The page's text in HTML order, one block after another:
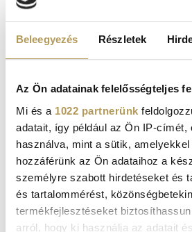
Beleegyezés Részletek
Az Ön adatainak felelősségteljes
Mi és a 1022 partnerünk
adatait, így például az Ön IP-címét,
használva, mint a sütik,
hozzáférünk az Ön adataihoz a
személyre szabott hirdetéseket és
és tartalommérést,
termékfejlesztéseket
arról, hogy ki használja az adatait
Cím: 1051 Budapest, Széchenyi tér
E-mail:info@drrose.hu
E-mail - értékesítési osztály:
Média megkeresések esetén
sajtó munkatársainak
készséggel segítjük tájékoztató
cikkekkel, fotókkal: